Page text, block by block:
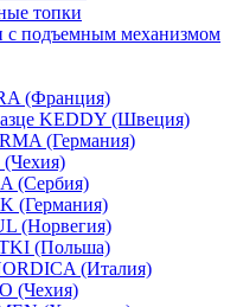
топки
подъемным механизмом
(Франция)
KEDDY (Швеция)
(Германия)
(Сербия)
(Германия)
(Норвегия)
(Польша)
(Италия)
(Чехия)